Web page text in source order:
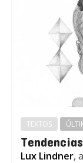
TEXTOS
Lux Lindner,